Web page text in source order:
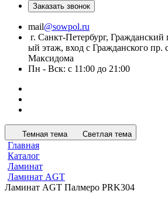
Заказать звонок
mail@sowpol.ru
г. Санкт-Петербург,
ый этаж, вход с Гражданского пр.
Максидома
Пн - Вск: с 11:00 до 21:00
Темная тема Светлая тема
Главная
Каталог
Ламинат
Ламинат AGT
Ламинат AGT Палмеро PRK304